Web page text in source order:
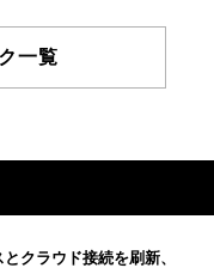
一覧
クラウド接続を刷新、